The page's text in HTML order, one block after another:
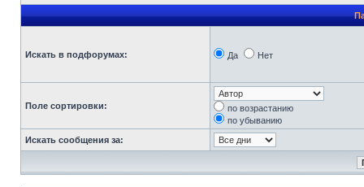
Искать в подфорумах: Да Нет
Поле сортировки:
по возрастанию
по убыванию
Искать сообщения за: